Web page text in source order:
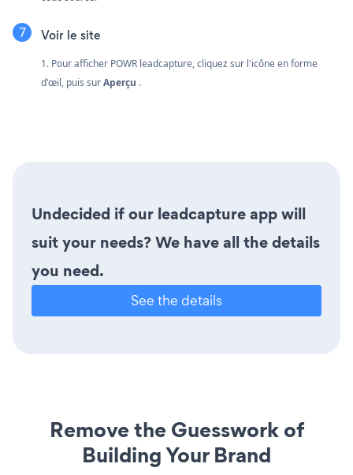
Voir le site
1. Pour afficher POWR leadcapture, cliquez sur l'icône en forme
d'œil, puis surAperçu .
Undecided if our leadcapture app will
suit your needs? We have all the details
you need.
See the details
Remove the Guesswork of
Building Your Brand